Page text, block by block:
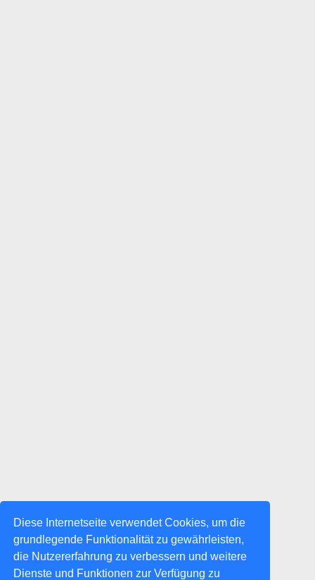
Diese Internetseite verwendet Cookies, um die
grundlegende Funktionalität zu gewährleisten,
die Nutzererfahrung zu verbessern und weitere
Dienste und Funktionen zur Verfügung zu